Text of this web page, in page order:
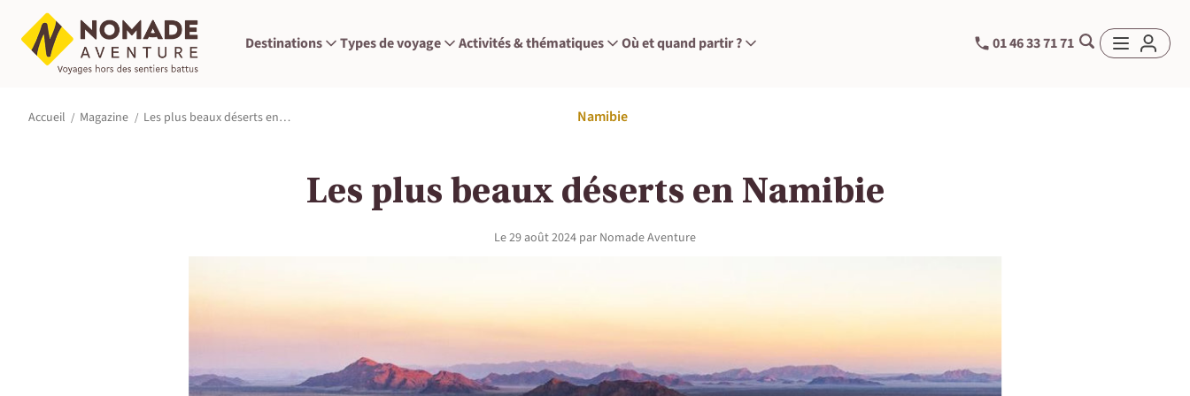
Destinations Types de voyage Activités & thématiques Où et quand partir ? 01 46 33 71 71
Accueil Magazine Les plus beaux déserts en… Namibie
Les plus beaux déserts en Namibie
Le29 août 2024 par Nomade Aventure